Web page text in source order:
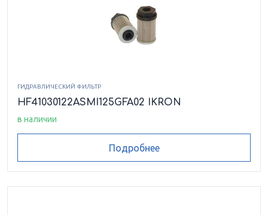
HEK0208145ASMI025VMB17
HEK0208195ASFG010VMB17
HEK0220064ASMI060VMB17
ГИДРАВЛИЧЕСКИЙ ФИЛЬТР
HF41030122ASMI125GFA02 IKRON
в наличии
Подробнее